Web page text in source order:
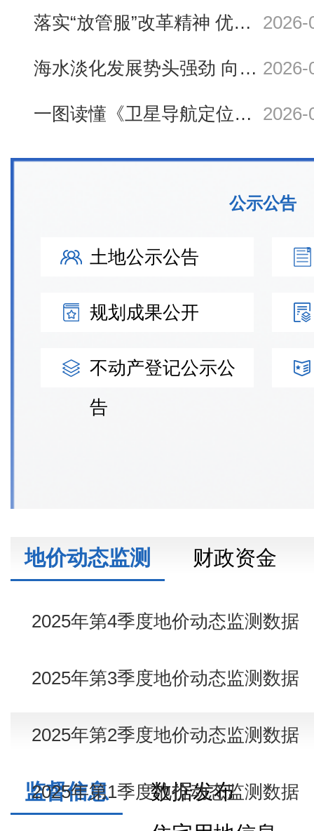
落实“放管服”改革精神 优化独立坐标系管理 ——自然资源部... 2026-
海水淡化发展势头强劲 向海要水大有可为 2026-
一图读懂《卫星导航定位基准站管理办法》 2026-
公示公告
土地公示公告
规划成果公开
不动产登记公示公
告
地价动态监测 财政资金
2025年第4季度地价动态监测数据
2025年第3季度地价动态监测数据
2025年第2季度地价动态监测数据
2025年第1季度地价动态监测数据
监督信息
数据发布